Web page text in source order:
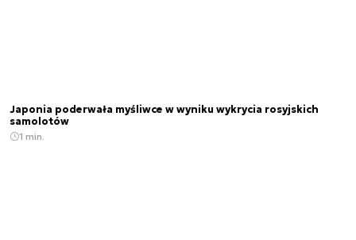
Japonia poderwała myśliwce w wyniku wykrycia rosyjskich
samolotów
1 min.